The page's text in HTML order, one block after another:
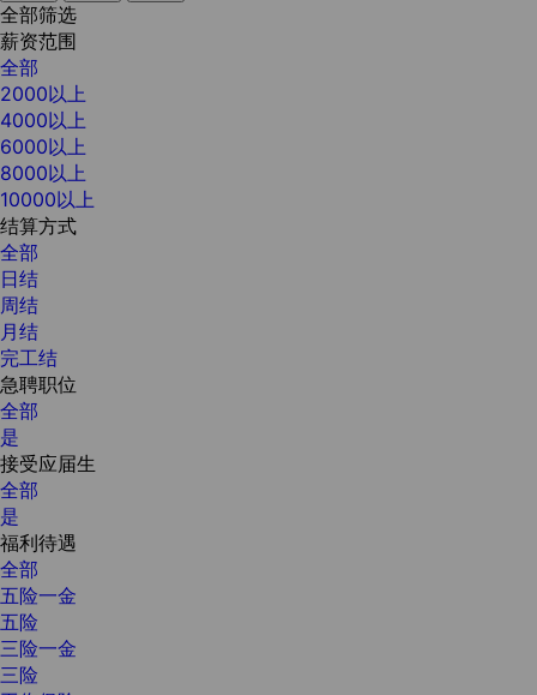
全部筛选
薪资范围
全部
2000以上
4000以上
6000以上
8000以上
10000以上
结算方式
全部
日结
周结
月结
完工结
急聘职位
全部
是
接受应届生
全部
是
福利待遇
全部
五险一金
五险
三险一金
三险